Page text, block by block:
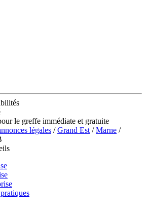
le greffe immédiate et gratuite
légales /Grand Est /Marne /